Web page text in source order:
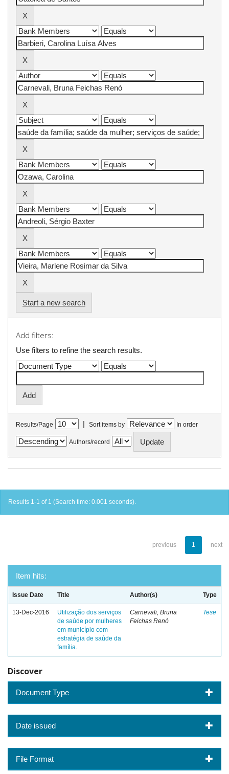
Start a new search
Add filters:
Use filters to refine the search results.
Results/Page | Sort items by In order
Authors/record
Results 1-1 of 1 (Search time: 0.001 seconds).
previous 1 next
Item hits:
Issue Date Title Author(s) Type
13-Dec-2016
Utilização dos serviços
de saúde por mulheres
em município com
estratégia de saúde da
família.
Carnevali, Bruna
Feichas Renó
Tese
Discover
Document Type
Date issued
File Format